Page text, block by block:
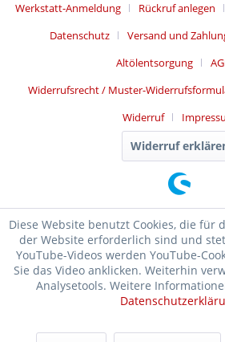
Werkstatt-Anmeldung
Rückruf anlegen
Datenschutz
Versand und
Altölentsorgung
Widerrufsrecht / Muster-
Widerruf
Widerruf
Diese Website benutzt Cookies, die für
der Website erforderlich sind und
YouTube-Videos werden YouTube-
Sie das Video anklicken. Weiterhin
Analysetools. Weitere
SEHR GUT (4.99 / 5)